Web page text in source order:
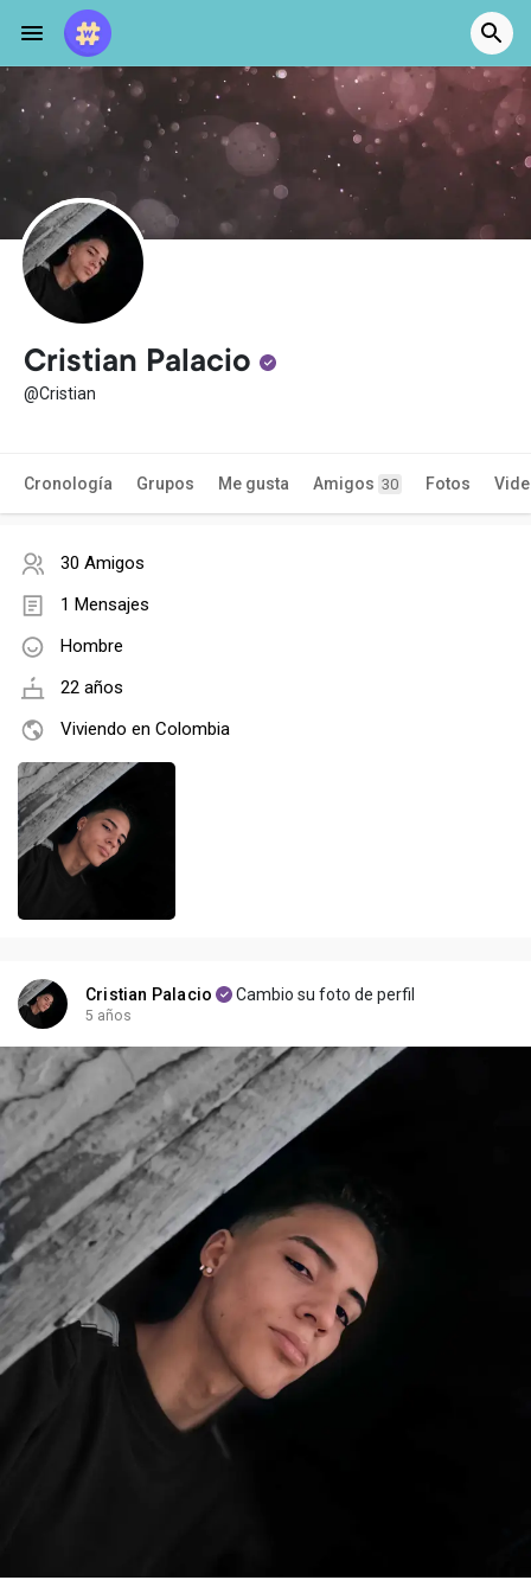
Cristian Palacio
@Cristian
Cronología Grupos Me gusta Amigos 30 Fotos
30 Amigos
1 Mensajes
Hombre
22 años
Viviendo en Colombia
Cristian Palacio Cambio su foto de perfil
5 años